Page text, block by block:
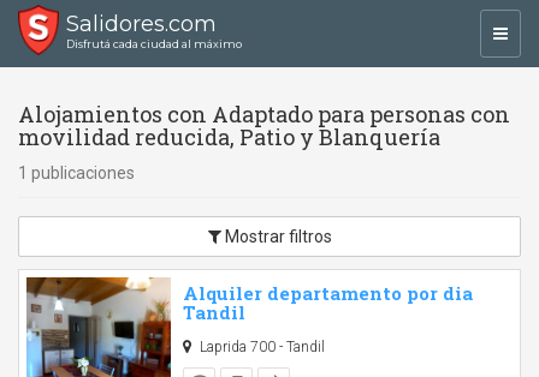
Salidores.com
Disfrutá cada ciudad al máximo
Alojamientos con Adaptado para personas con
movilidad reducida, Patio y Blanquería
1 publicaciones
Mostrar filtros
Alquiler departamento por dia
Tandil
Laprida 700 - Tandil